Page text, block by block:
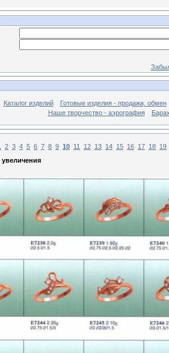
Каталог изделий
Готовые изделия - продажа, обмен
Наше творчество - аэрография
2 3 4 5 6 7 8 9 10 11 12 13 14 15 16 17 18 19